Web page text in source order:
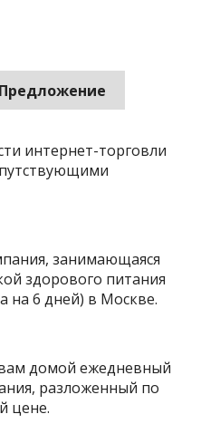
Предложение
интернет-торговли
занимающаяся
здорового питания
на 6 дней) в Москве.
домой ежедневный
разложенный по
цене.